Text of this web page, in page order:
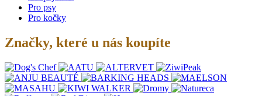
Pro psy
Pro kočky
Značky, které u nás koupíte